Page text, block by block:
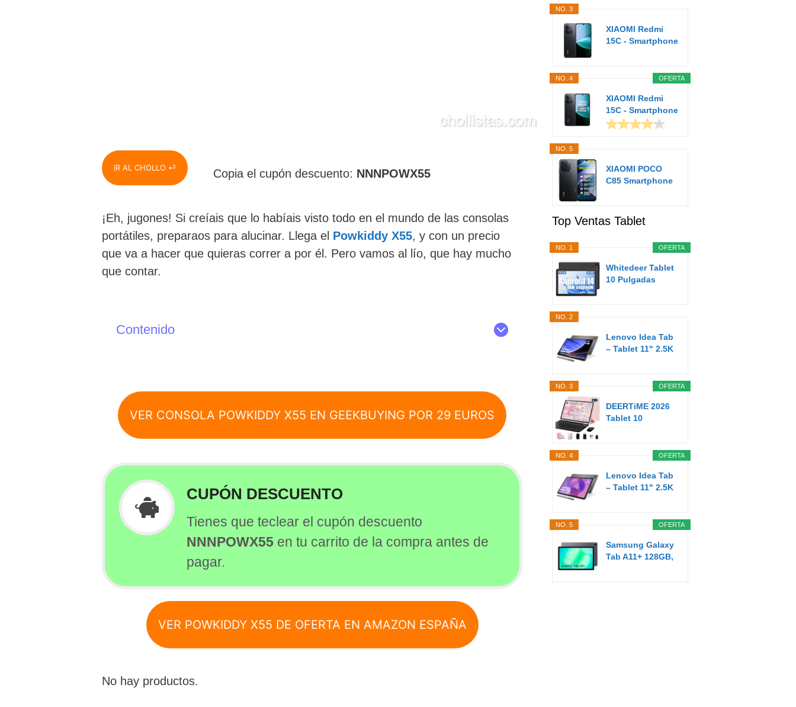
IR AL CHOLLO ⏎ Copia el cupón descuento: NNNPOWX55
¡Eh, jugones! Si creíais que lo habíais visto todo en el mundo de las consolas
portátiles, preparaos para alucinar. Llega el Powkiddy X55, y con un precio
que va a hacer que quieras correr a por él. Pero vamos al lío, que hay mucho
que contar.
Contenido
VER CONSOLA POWKIDDY X55 EN GEEKBUYING POR 29 EUROS
CUPÓN DESCUENTO
Tienes que teclear el cupón descuento
NNNPOWX55 en tu carrito de la compra antes de
pagar.
VER POWKIDDY X55 DE OFERTA EN AMAZON ESPAÑA
No hay productos.
NO. 3
XIAOMI Redmi
15C - Smartphone
OFERTA
NO. 4
XIAOMI Redmi
15C - Smartphone
de 4+256GB,
NO. 5
XIAOMI POCO
C85 Smartphone
Top Ventas Tablet
OFERTA
NO. 1
Whitedeer Tablet
10 Pulgadas
NO. 2
Lenovo Idea Tab
– Tablet 11" 2.5K
OFERTA
NO. 3
DEERTiME 2026
Tablet 10
OFERTA
NO. 4
Lenovo Idea Tab
– Tablet 11" 2.5K
OFERTA
NO. 5
Samsung Galaxy
Tab A11+ 128GB,